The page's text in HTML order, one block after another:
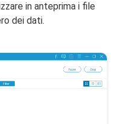
in anteprima i file
dei dati.